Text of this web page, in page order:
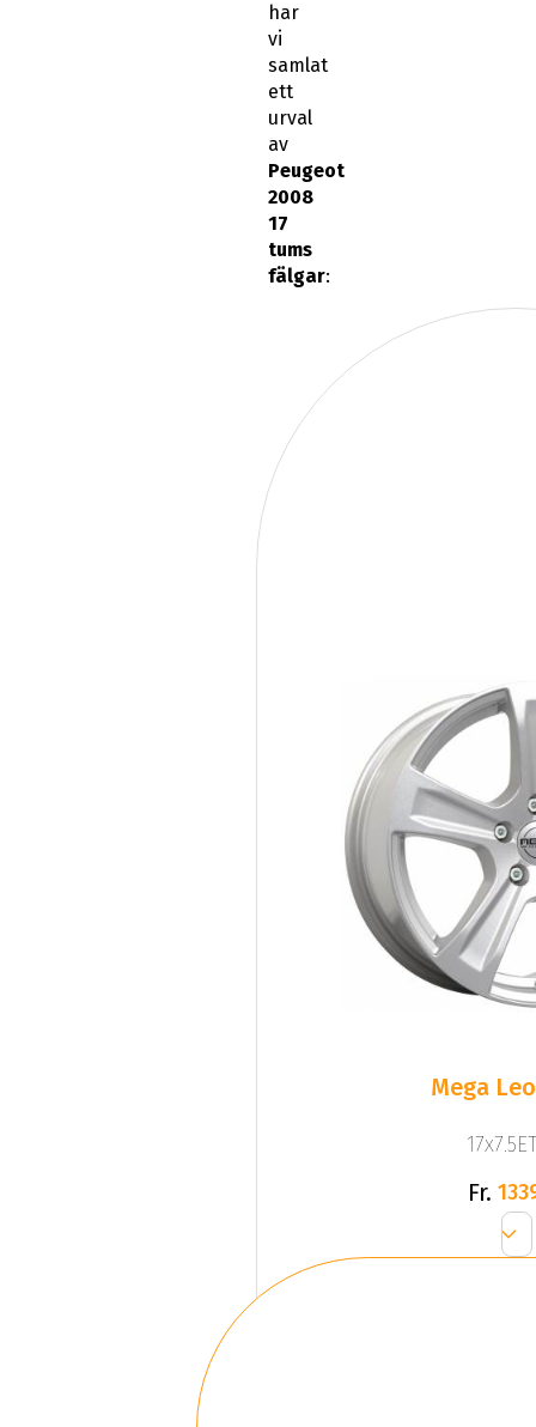
har
vi
samlat
ett
urval
av
Peugeot
2008
17
tums
fälgar:
Mega
Fr.